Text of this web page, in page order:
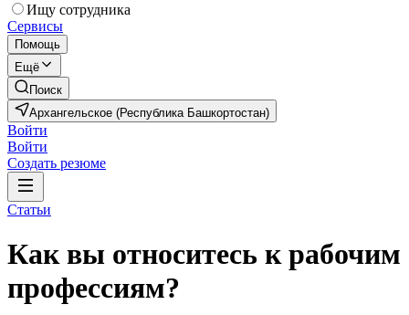
Ищу сотрудника
Сервисы
Помощь
Ещё
Поиск
Архангельское (Республика Башкортостан)
Войти
Войти
Создать резюме
Статьи
Как вы относитесь к рабочим
профессиям?